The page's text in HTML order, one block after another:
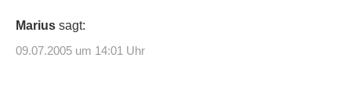
Marius sagt:
09.07.2005 um 14:01 Uhr